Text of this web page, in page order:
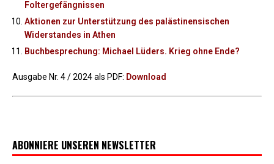
Foltergefängnissen
Aktionen zur Unterstützung des palästinensischen
Widerstandes in Athen
Buchbesprechung: Michael Lüders. Krieg ohne Ende?
Ausgabe Nr. 4 / 2024 als PDF: Download
ABONNIERE UNSEREN NEWSLETTER